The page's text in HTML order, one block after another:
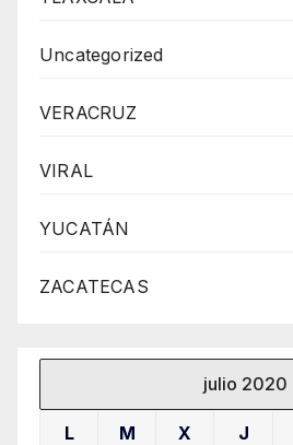
Uncategorized
VERACRUZ
VIRAL
YUCATÁN
ZACATECAS
julio 2020
L M X J